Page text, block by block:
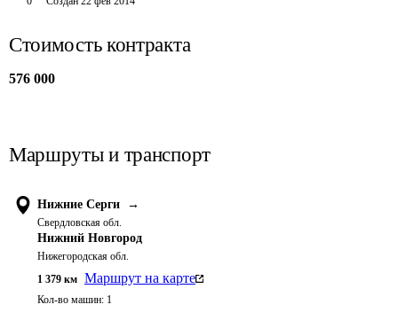
Стоимость контракта
576 000
Маршруты и транспорт
Нижние Серги →
Свердловская обл.
Нижний Новгород
Нижегородская обл.
1 379 км Маршрут на карте
Кол-во машин: 1